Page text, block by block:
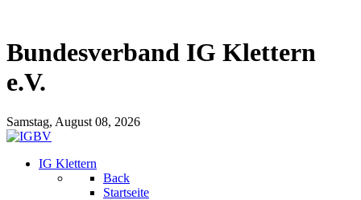
Bundesverband IG Klettern
e.V.
Samstag, August 08, 2026
IG Klettern
Back
Startseite